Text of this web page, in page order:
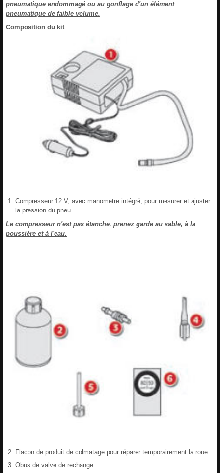
pneumatique endommagé ou au gonflage d'un élément
pneumatique de faible volume.
Composition du kit
Compresseur 12 V, avec manomètre intégré, pour mesurer et ajuster
la pression du pneu.
Le compresseur n'est pas étanche, prenez garde au sable, à la
poussière et à l'eau.
Flacon de produit de colmatage pour réparer temporairement la roue.
Obus de valve de rechange.